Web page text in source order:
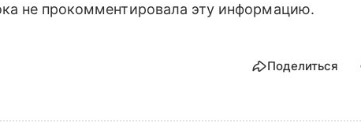
не прокомментировала эту информацию.
Поделиться